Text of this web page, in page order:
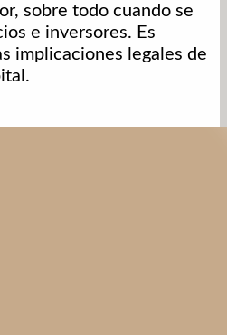
sobre todo cuando se
e inversores. Es
implicaciones legales de